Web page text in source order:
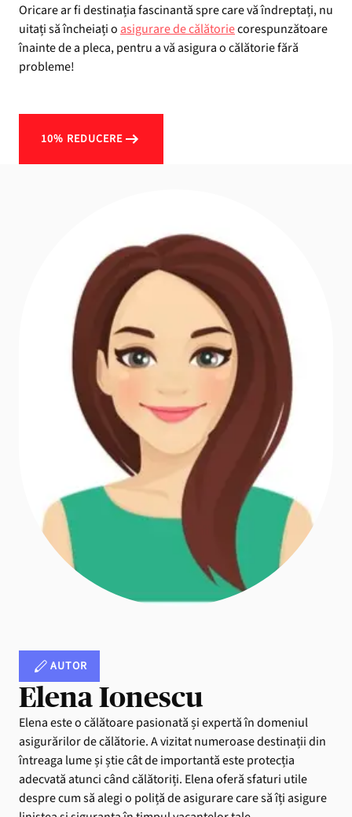
Oricare ar fi destinația fascinantă spre care vă îndreptați, nu
uitați să încheiați o asigurare de călătoriecorespunzătoare
înainte de a pleca, pentru a vă asigura o călătorie fără
probleme!
10% REDUCERE
AUTOR
Elena Ionescu
Elena este o călătoare pasionată și expertă în domeniul
asigurărilor de călătorie. A vizitat numeroase destinații din
întreaga lume și știe cât de importantă este protecția
adecvată atunci când călătoriți. Elena oferă sfaturi utile
despre cum să alegi o poliță de asigurare care să îți asigure